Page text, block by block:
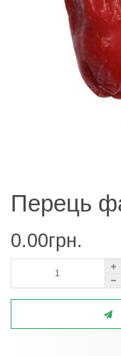
Перець
0.00грн.